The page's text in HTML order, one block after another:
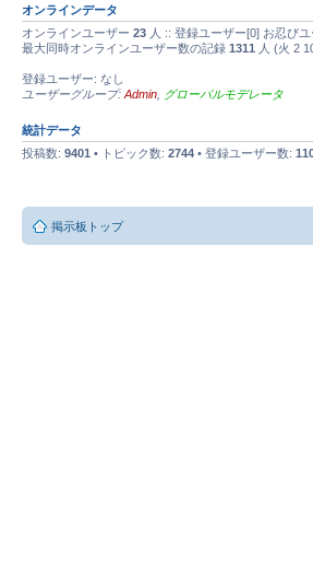
オンラインデータ
オンラインユーザー 23 人 :: 登録ユーザー[0] お忍び
最大同時オンラインユーザー数の記録 1311 人 (火 2
登録ユーザー: なし
ユーザーグループ: Admin グローバルモデレータ
統計データ
投稿数: 9401 • トピック数: 2744 • 登録ユーザー数:
掲示板トップ